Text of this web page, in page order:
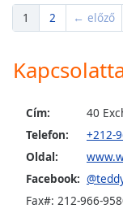
Opacity
Caption
Background
Color
Opacity
1 2 ← előző
Cím:
40
Telefon:
+212-
Oldal:
Facebook:
Fax#: 212-966-